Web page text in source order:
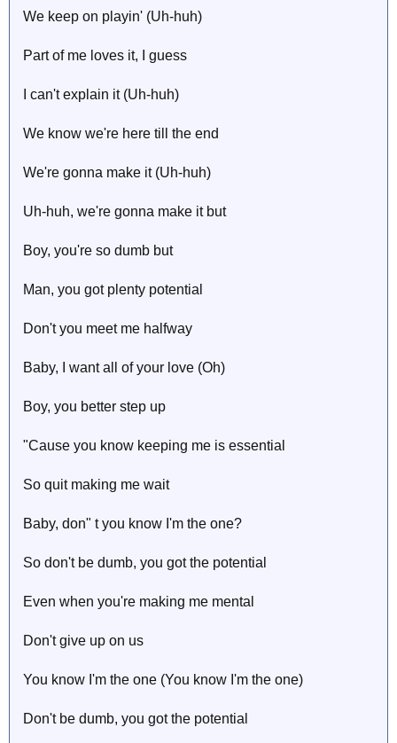
We keep on playin' (Uh-huh)
Part of me loves it, I guess
I can't explain it (Uh-huh)
We know we're here till the end
We're gonna make it (Uh-huh)
Uh-huh, we're gonna make it but
Boy, you're so dumb but
Man, you got plenty potential
Don't you meet me halfway
Baby, I want all of your love (Oh)
Boy, you better step up
"Cause you know keeping me is essential
So quit making me wait
Baby, don" t you know I'm the one?
So don't be dumb, you got the potential
Even when you're making me mental
Don't give up on us
You know I'm the one (You know I'm the one)
Don't be dumb, you got the potential